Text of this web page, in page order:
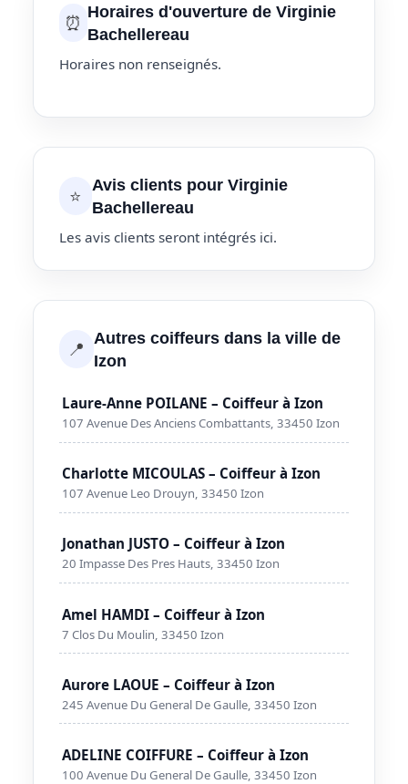
⏰ Horaires d'ouverture de Virginie
Bachellereau
Horaires non renseignés.
⭐
Avis clients pour Virginie
Bachellereau
Les avis clients seront intégrés ici.
📍 Autres coiffeurs dans la ville de
Izon
Laure-Anne POILANE – Coiffeur à Izon
107 Avenue Des Anciens Combattants, 33450 Izon
Charlotte MICOULAS – Coiffeur à Izon
107 Avenue Leo Drouyn, 33450 Izon
Jonathan JUSTO – Coiffeur à Izon
20 Impasse Des Pres Hauts, 33450 Izon
Amel HAMDI – Coiffeur à Izon
7 Clos Du Moulin, 33450 Izon
Aurore LAOUE – Coiffeur à Izon
245 Avenue Du General De Gaulle, 33450 Izon
ADELINE COIFFURE – Coiffeur à Izon
100 Avenue Du General De Gaulle, 33450 Izon